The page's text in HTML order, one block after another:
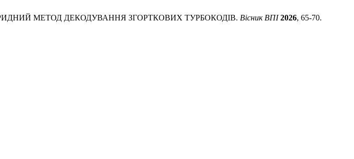
ГІБРИДНИЙ МЕТОД ДЕКОДУВАННЯ ЗГОРТКОВИХ ТУРБОКОДІВ. Вісник ВПІ 2026, 65-70.